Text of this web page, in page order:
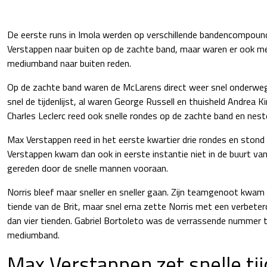
De eerste runs in Imola werden op verschillende
Verstappen naar buiten op de zachte band, maar waren er ook
mediumband naar buiten reden.
Op de zachte band waren de McLarens direct weer snel
snel de tijdenlijst, al waren George Russell en thuisheld Andrea
Charles Leclerc reed ook snelle rondes op de zachte band en
Max Verstappen reed in het eerste kwartier drie rondes en
Verstappen kwam dan ook in eerste instantie niet in de buurt
gereden door de snelle mannen vooraan.
Norris bleef maar sneller en sneller gaan. Zijn teamgenoot
tiende van de Brit, maar snel erna zette Norris met een
dan vier tienden. Gabriel Bortoleto was de verrassende
mediumband.